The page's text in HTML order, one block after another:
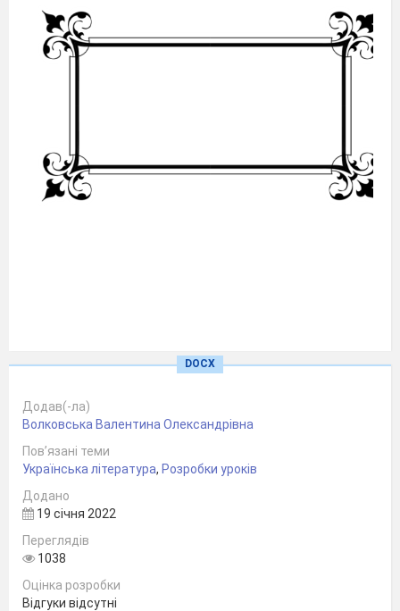
естетичний рух (доба), важливий
розвитку європейської ідеології та
культури (зокрема, літератури)
наприкінці XVII– на початку XIX ст., що
ґрунтувався на переконанні у вирішальній
силі розуму і науки, в пізнанні «природного
порядку» для людини і суспільства.
Славна революція в Англії 1688-
DOCX
Додав(-ла)
Волковська Валентина Олександрівна
Пов’язані теми
Українська література, Розробки уроків
Додано
19 січня 2022
Переглядів
1038
Оцінка розробки
Відгуки відсутні